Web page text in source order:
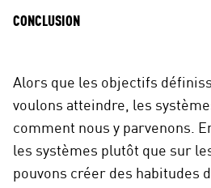
CONCLUSION
Alors que les objectifs
voulons atteindre, les
comment nous y parvenons.
les systèmes plutôt que sur
pouvons créer des habitudes